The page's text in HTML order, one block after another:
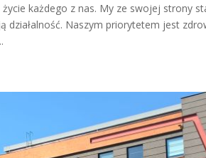
życie każdego z nas. My ze swojej strony
działalność. Naszym priorytetem jest